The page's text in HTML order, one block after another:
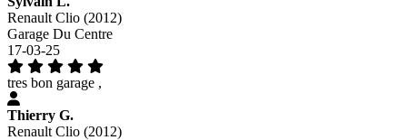
Renault Clio (2012)
Garage Du Centre
17-03-25
tres bon garage ,
Thierry G.
Renault Clio (2012)